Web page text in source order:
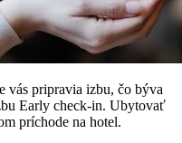
vás pripravia izbu, čo býva
Early check-in. Ubytovať
príchode na hotel.